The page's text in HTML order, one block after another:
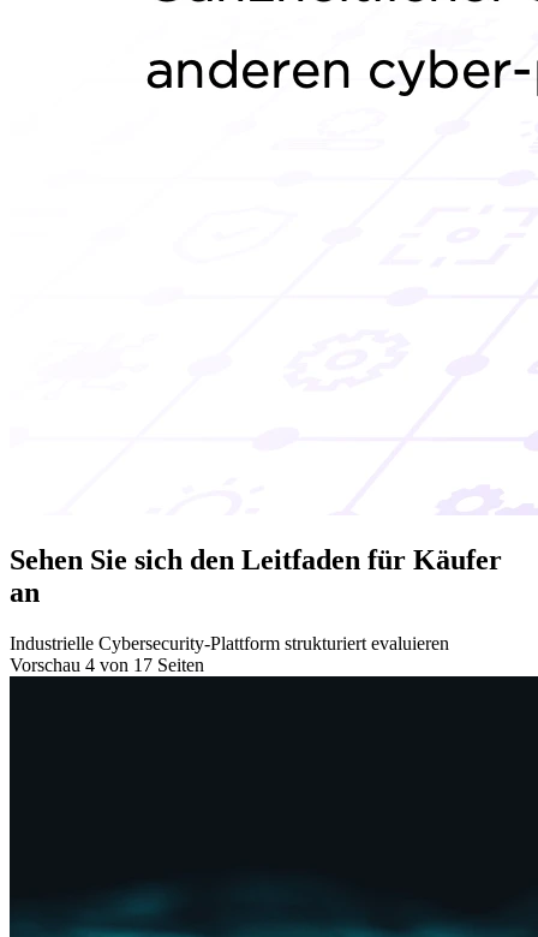
Sehen Sie sich den Leitfaden für Käufer
an
Industrielle Cybersecurity-Plattform strukturiert evaluieren
Vorschau 4 von 17 Seiten